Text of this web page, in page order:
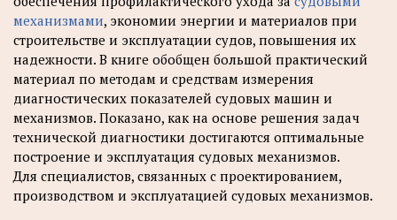
механизмами, экономии энергии и материалов при
строительстве и эксплуатации судов, повышения их
надежности. В книге обобщен большой практический
материал по методам и средствам измерения
диагностических показателей судовых машин и
механизмов. Показано, как на основе решения задач
технической диагностики достигаются оптимальные
построение и эксплуатация судовых механизмов.
Для специалистов, связанных с проектированием,
производством и эксплуатацией судовых механизмов.